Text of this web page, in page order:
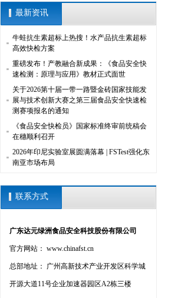
最新资讯
牛蛙抗生素超标上热搜！水产品抗生素超标
高效快检方案
重磅发布！产教融合新成果：《食品安全快
速检测：原理与应用》教材正式面世
关于2026第十届一带一路暨金砖国家技能发
展与技术创新大赛之第三届食品安全快速检
测赛项报名的通知
《食品安全快检员》国家标准终审前统稿会
在穗顺利召开
2026年印尼实验室展圆满落幕 | FSTest强化东
南亚市场布局
联系方式
广东达元绿洲食品安全科技股份有限公司
官方网站： www.chinafst.cn
总部地址： 广州高新技术产业开发区科学城
开源大道11号企业加速器园区A2栋三楼